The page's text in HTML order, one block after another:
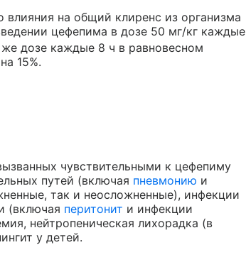
влияния на общий клиренс из организма
цефепима в дозе 50 мг/кг каждые
дозе каждые 8 ч в равновесном
15%.
чувствительными к цефепиму
путей (включая пневмонию и
так и неосложненные), инфекции
(включая перитонит и инфекции
нейтропеническая лихорадка (в
у детей.